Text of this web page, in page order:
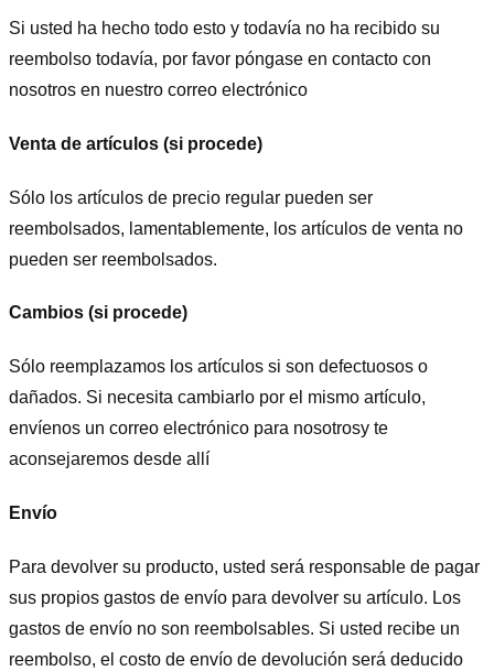
Si usted ha hecho todo esto y todavía no ha recibido su
reembolso todavía, por favor póngase en contacto con
nosotros en nuestro correo electrónico
Venta de artículos (si procede)
Sólo los artículos de precio regular pueden ser
reembolsados, lamentablemente, los artículos de venta no
pueden ser reembolsados.
Cambios (si procede)
Sólo reemplazamos los artículos si son defectuosos o
dañados. Si necesita cambiarlo por el mismo artículo,
envíenos un correo electrónico para nosotrosy te
aconsejaremos desde allí
Envío
Para devolver su producto, usted será responsable de pagar
sus propios gastos de envío para devolver su artículo. Los
gastos de envío no son reembolsables. Si usted recibe un
reembolso, el costo de envío de devolución será deducido